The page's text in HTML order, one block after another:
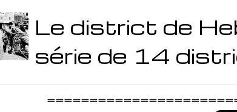
Le district de
série de 14